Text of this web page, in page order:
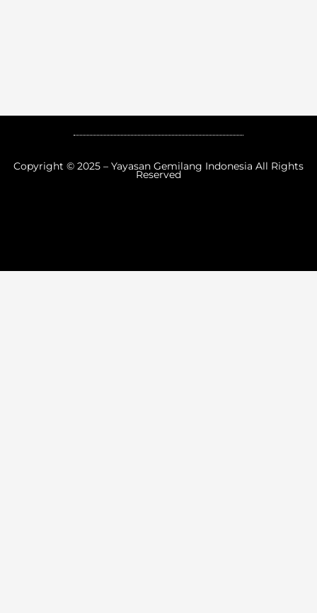
Copyright © 2025 – Yayasan Gemilang Indonesia All Rights
Reserved